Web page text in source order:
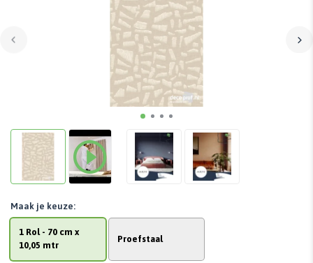
1 Rol - 70 cm x
10,05 mtr
Proefstaal
Maak je keuze: